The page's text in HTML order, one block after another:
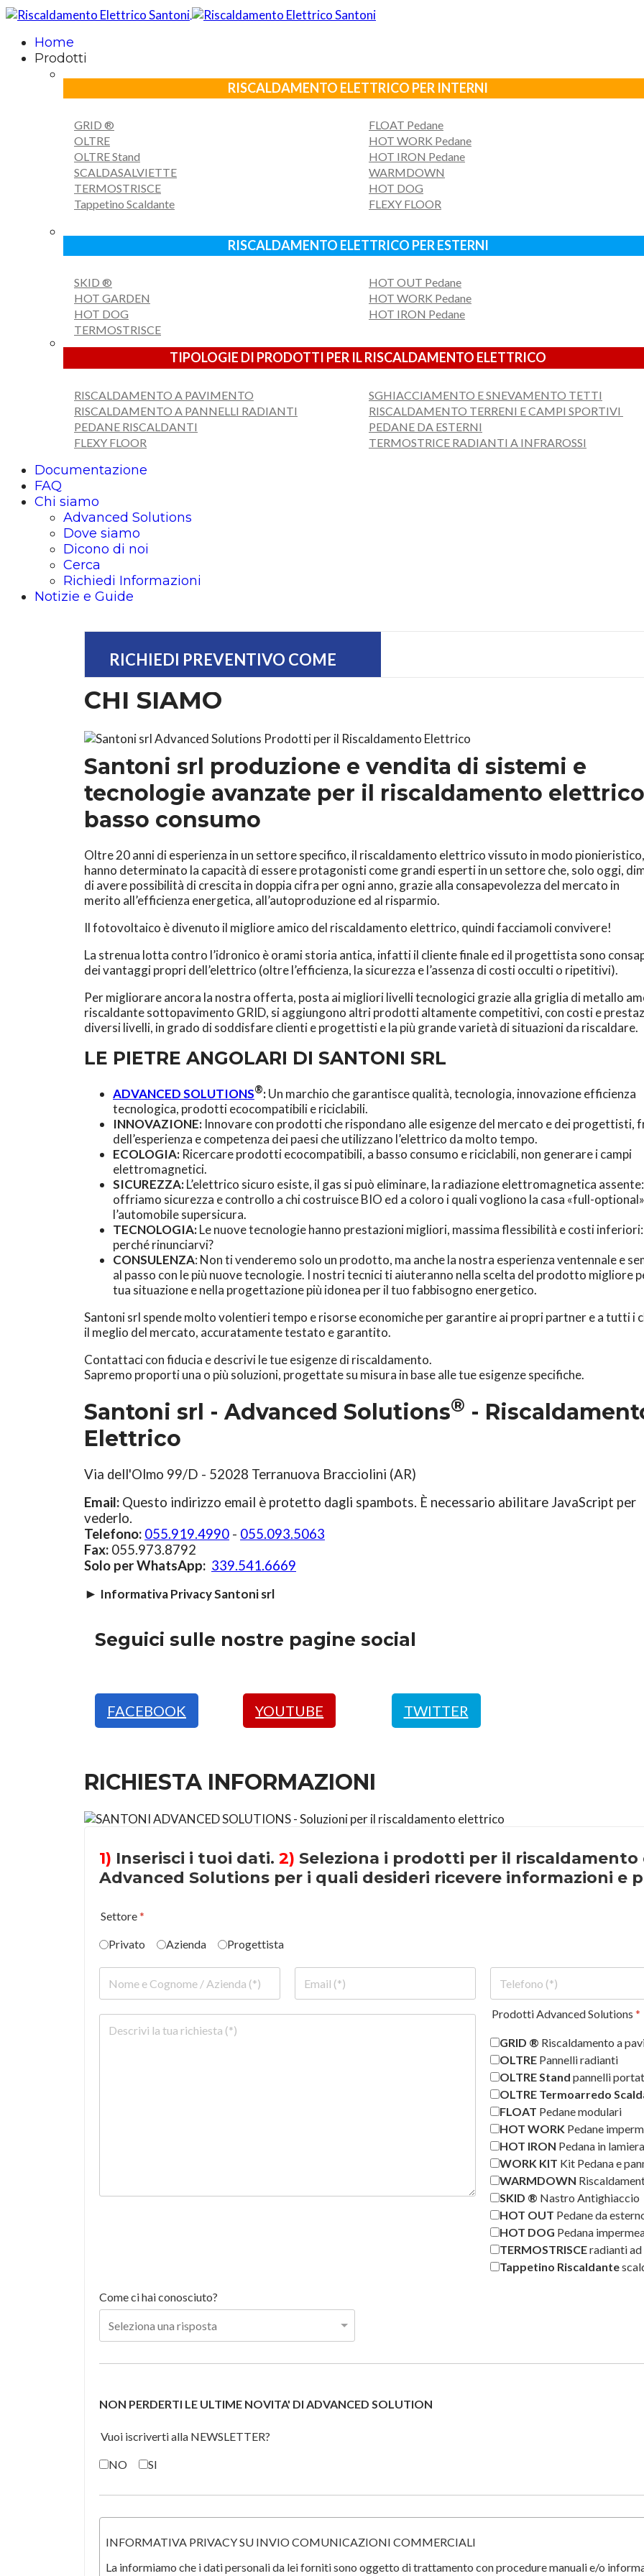
Home
Prodotti
RISCALDAMENTO ELETTRICO PER INTERNI
GRID ®
OLTRE
OLTRE Stand
SCALDASALVIETTE
TERMOSTRISCE
Tappetino Scaldante
FLOAT Pedane
HOT WORK Pedane
HOT IRON Pedane
WARMDOWN
HOT DOG
FLEXY FLOOR
RISCALDAMENTO ELETTRICO PER ESTERNI
SKID ®
HOT GARDEN
HOT DOG
TERMOSTRISCE
HOT OUT Pedane
HOT WORK Pedane
HOT IRON Pedane
TIPOLOGIE DI PRODOTTI PER IL RISCALDAMENTO ELETTRICO
RISCALDAMENTO A PAVIMENTO
RISCALDAMENTO A PANNELLI RADIANTI
PEDANE RISCALDANTI
FLEXY FLOOR
SGHIACCIAMENTO E SNEVAMENTO TETTI
RISCALDAMENTO TERRENI E CAMPI SPORTIVI
PEDANE DA ESTERNI
TERMOSTRICE RADIANTI A INFRAROSSI
Documentazione
FAQ
Chi siamo
Advanced Solutions
Dove siamo
Dicono di noi
Cerca
Richiedi Informazioni
Notizie e Guide
RICHIEDI PREVENTIVO COME
CHI SIAMO
Santoni srl produzione e vendita di sistemi e
tecnologie avanzate per il riscaldamento
basso consumo
Oltre 20 anni di esperienza in un settore specifico, il riscaldamento elettrico vissuto in modo pionieristico,
hanno determinato la capacità di essere protagonisti come grandi esperti in un settore che, solo oggi,
di avere possibilità di crescita in doppia cifra per ogni anno, grazie alla consapevolezza del mercato in
merito all’efficienza energetica, all’autoproduzione ed al risparmio.
Il fotovoltaico è divenuto il migliore amico del riscaldamento elettrico, quindi facciamoli convivere!
La strenua lotta contro l’idronico è orami storia antica, infatti il cliente finale ed il progettista sono
dei vantaggi propri dell’elettrico (oltre l’efficienza, la sicurezza e l’assenza di costi occulti o ripetitivi).
Per migliorare ancora la nostra offerta, posta ai migliori livelli tecnologici grazie alla griglia di metallo
riscaldante sottopavimento GRID, si aggiungono altri prodotti altamente competitivi, con costi e
diversi livelli, in grado di soddisfare clienti e progettisti e la più grande varietà di situazioni da riscaldare.
LE PIETRE ANGOLARI DI SANTONI SRL
ADVANCED SOLUTIONS®:Un marchio che garantisce qualità, tecnologia, innovazione efficienza
tecnologica, prodotti ecocompatibili e riciclabili.
INNOVAZIONE: Innovare con prodotti che rispondano alle esigenze del mercato e dei progettisti,
dell’esperienza e competenza dei paesi che utilizzano l’elettrico da molto tempo.
ECOLOGIA: Ricercare prodotti ecocompatibili, a basso consumo e riciclabili, non generare i campi
elettromagnetici.
SICUREZZA:L’elettrico sicuro esiste, il gas si può eliminare, la radiazione elettromagnetica assente:
offriamo sicurezza e controllo a chi costruisce BIO ed a coloro i quali vogliono la casa «full-
l’automobile supersicura.
TECNOLOGIA:Le nuove tecnologie hanno prestazioni migliori, massima flessibilità e costi inferiori:
perché rinunciarvi?
CONSULENZA: Non ti venderemo solo un prodotto, ma anche la nostra esperienza ventennale e
al passo con le più nuove tecnologie. I nostri tecnici ti aiuteranno nella scelta del prodotto migliore
tua situazione e nella progettazione più idonea per il tuo fabbisogno energetico.
Santoni srl spende molto volentieri tempo e risorse economiche per garantire ai propri partner e a tutti i
il meglio del mercato, accuratamente testato e garantito.
Contattaci con fiducia e descrivi le tue esigenze di riscaldamento.
Sapremo proporti una o più soluzioni, progettate su misura in base alle tue esigenze specifiche.
Santoni srl - Advanced Solutions® -
Elettrico
Via dell'Olmo 99/D - 52028 Terranuova Bracciolini (AR)
Email: Questo indirizzo email è protetto dagli spambots. È necessario abilitare JavaScript per
vederlo.
Telefono: 055.919.4990 - 055.093.5063
Fax: 055.973.8792
Solo per WhatsApp: 339.541.6669
► Informativa Privacy Santoni srl
Seguici sulle nostre pagine social
FACEBOOK YOUTUBE TWITTER
RICHIESTA INFORMAZIONI
1) Inserisci i tuoi dati. 2) Seleziona i prodotti per il
Advanced Solutions per i quali desideri ricevere informazioni e
Settore*
Privato Azienda Progettista
Prodotti Advanced Solutions *
GRID ® Riscaldamento a
OLTRE Pannelli radianti
OLTRE Stand pannelli
OLTRE Termoarredo
FLOAT Pedane modulari
HOT WORK Pedane
HOT IRON Pedana in lamiera
WORK KIT Kit Pedana e
WARMDOWN
SKID ® Nastro Antighiaccio
HOT OUT Pedane da
HOT DOG Pedana
TERMOSTRISCEradianti
Tappetino Riscaldante
Come ci hai conosciuto?
NON PERDERTI LE ULTIME NOVITA' DI ADVANCED SOLUTION
Vuoi iscriverti alla NEWSLETTER?
NO SI
INFORMATIVA PRIVACY SU INVIO COMUNICAZIONI COMMERCIALI
La informiamo che i dati personali da lei forniti sono oggetto di trattamento con procedure manuali e/o